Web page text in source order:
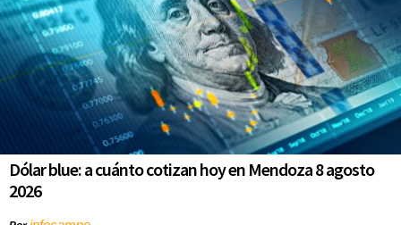
Dólar blue: a cuánto cotizan hoy en Mendoza 8 agosto
2026